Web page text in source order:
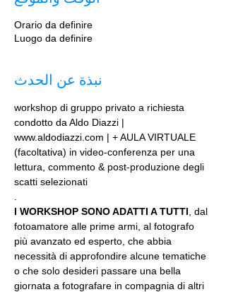
Orario da definire
Luogo da definire
نبذة عن الحدث
workshop di gruppo privato a richiesta
condotto da Aldo Diazzi |
www.aldodiazzi.com | + AULA VIRTUALE
(facoltativa) in video-conferenza per una
lettura, commento & post-produzione degli
scatti selezionati
I WORKSHOP SONO ADATTI A TUTTI , dal
fotoamatore alle prime armi, al fotografo
più avanzato ed esperto, che abbia
necessità di approfondire alcune tematiche
o che solo desideri passare una bella
giornata a fotografare in compagnia di altri